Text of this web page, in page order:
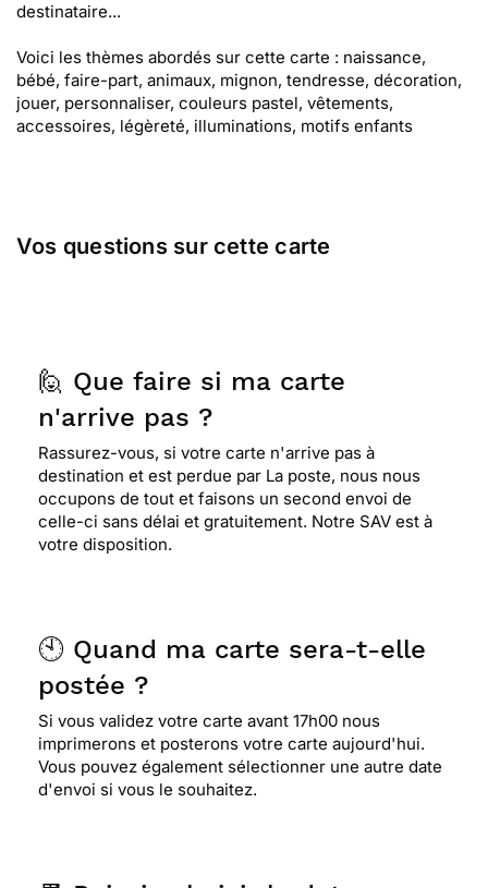
destinataire...
Voici les thèmes abordés sur cette carte : naissance,
bébé, faire-part, animaux, mignon, tendresse, décoration,
jouer, personnaliser, couleurs pastel, vêtements,
accessoires, légèreté, illuminations, motifs enfants
Vos questions sur cette carte
🙋 Que faire si ma carte
n'arrive pas ?
Rassurez-vous, si votre carte n'arrive pas à
destination et est perdue par La poste, nous nous
occupons de tout et faisons un second envoi de
celle-ci sans délai et gratuitement. Notre SAV est à
votre disposition.
🕙 Quand ma carte sera-t-elle
postée ?
Si vous validez votre carte avant 17h00 nous
imprimerons et posterons votre carte aujourd'hui.
Vous pouvez également sélectionner une autre date
d'envoi si vous le souhaitez.